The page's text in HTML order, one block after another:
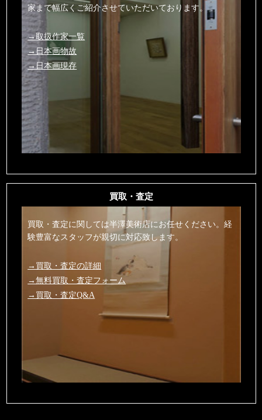
家まで幅広くご紹介させていただいております。
→取扱作家一覧
→日本画物故
→日本画現存
買取・査定
買取・査定に関しては半澤美術店にお任せください。経
験豊富なスタッフが親切に対応致します。
→買取・査定の詳細
→無料買取・査定フォーム
→買取・査定Q&A